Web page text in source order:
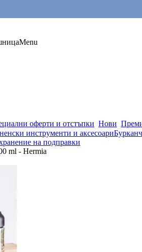
Menu
оферти и отстъпки Нови
инструменти и аксесоари
на подправки